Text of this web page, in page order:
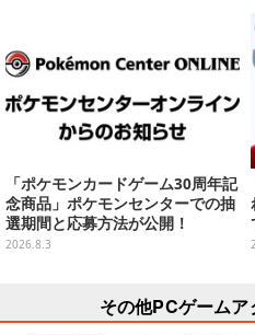
「ポケモンカードゲーム30周年記
念商品」ポケモンセンターでの抽
選期間と応募方法が公開！
2026.8.3
その他PCゲーム